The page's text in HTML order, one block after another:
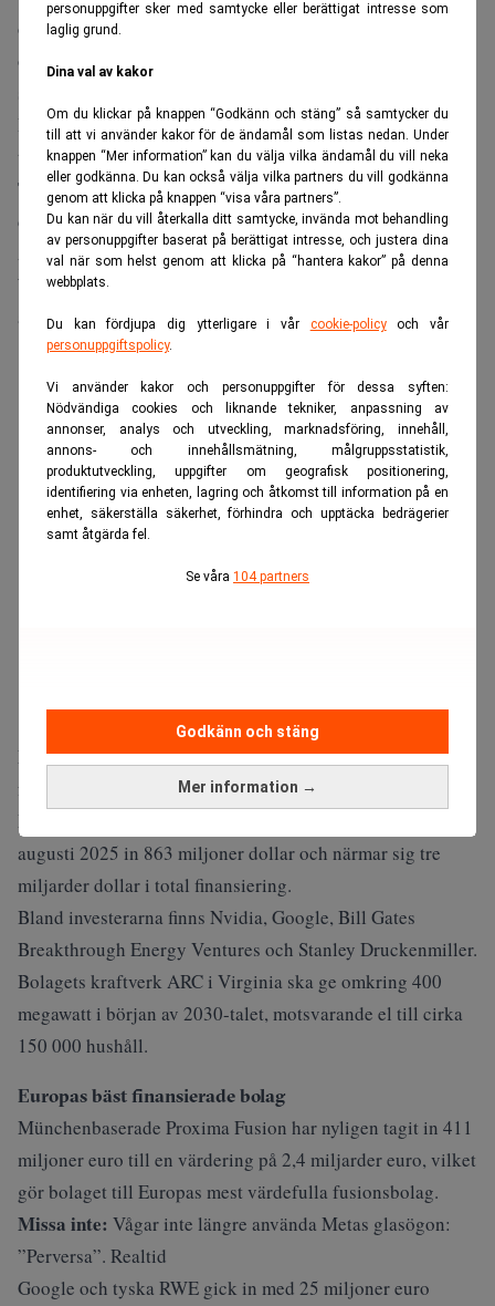
personuppgifter sker med samtycke eller berättigat intresse som
laglig grund.
Dina val av kakor
Om du klickar på knappen “Godkänn och stäng” så samtycker du
till att vi använder kakor för de ändamål som listas nedan. Under
knappen “Mer information” kan du välja vilka ändamål du vill neka
eller godkänna. Du kan också välja vilka partners du vill godkänna
genom att klicka på knappen “visa våra partners”.
Du kan när du vill återkalla ditt samtycke, invända mot behandling
av personuppgifter baserat på berättigat intresse, och justera dina
val när som helst genom att klicka på “hantera kakor” på denna
webbplats.
Du kan fördjupa dig ytterligare i vår cookie-policyoch vår
personuppgiftspolicy.
Vi använder kakor och personuppgifter för dessa syften:
Nödvändiga cookies och liknande tekniker, anpassning av
annonser, analys och utveckling, marknadsföring, innehåll,
annons- och innehållsmätning, målgruppsstatistik,
produktutveckling, uppgifter om geografisk positionering,
identifiering via enheten, lagring och åtkomst till information på en
enhet, säkerställa säkerhet, förhindra och upptäcka bedrägerier
samt åtgärda fel.
Se våra 104 partners
Mer information →
Godkänn och stäng
och Helion riskerar ekonomiska sanktioner från Microsoft
och nätpartnern Constellation Energy om tidsplanen
Bolaget, som backas tungt av OpenAI-chefen Sam Altman,
tog i fjol in 465 miljoner dollar i en Series G-runda ledd av
Thrive Capital. Värderingen landade på 15,5 miljarder
dollar.
Anläggningen Orion byggs i Malaga i delstaten
Washington, strategiskt placerad nära Columbiafloden för
att kunna mata Microsofts molninfrastruktur.
Läs även:Kvantdatorer har precis hittat nio lösningar till
fusionsbränslet. Dagens PS
MIT-avknoppningen Commonwealth Fusion Systems tog i
augusti 2025 in 863 miljoner dollar och närmar sig tre
miljarder dollar i total finansiering.
Bland investerarna finns Nvidia, Google, Bill Gates
Breakthrough Energy Ventures och Stanley Druckenmiller.
Bolagets kraftverk ARC i Virginia ska ge omkring 400
megawatt i början av 2030-talet, motsvarande el till cirka
150 000 hushåll.
Europas bäst finansierade bolag
Münchenbaserade Proxima Fusion har nyligen tagit in 411
miljoner euro till en värdering på 2,4 miljarder euro, vilket
gör bolaget till Europas mest värdefulla fusionsbolag.
Missa inte: Vågar inte längre använda Metas glasögon:
”Perversa”. Realtid
Google och tyska RWE gick in med 25 miljoner euro